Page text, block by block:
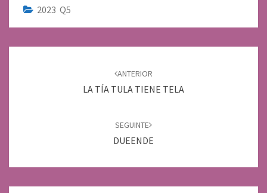
2023 Q5
ANTERIOR
LA TÍA TULA TIENE TELA
SEGUINTE
DUEENDE